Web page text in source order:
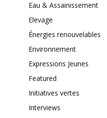
Eau & Assainissement
Elevage
Énergies renouvelables
Environnement
Expressions Jeunes
Featured
Initiatives vertes
Interviews